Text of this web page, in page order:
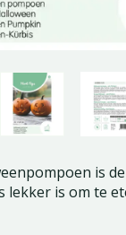
is
lekker is om te